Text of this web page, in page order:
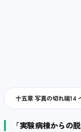
十五章 写真の切れ端14
「実験病棟からの